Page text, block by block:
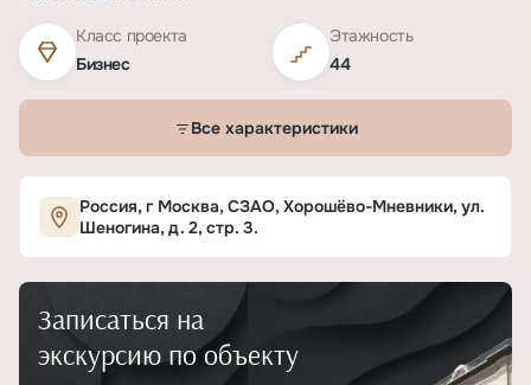
Класс проекта
Бизнес
Этажность
44
Все характеристики
Характеристики ЖК «Сидней Сити»
ТипЖК
Класс проекта
Россия, г Москва, СЗАО, Хорошёво-Мневники, ул.
Шеногина, д. 2, стр. 3.
Записаться на
экскурсию по объекту